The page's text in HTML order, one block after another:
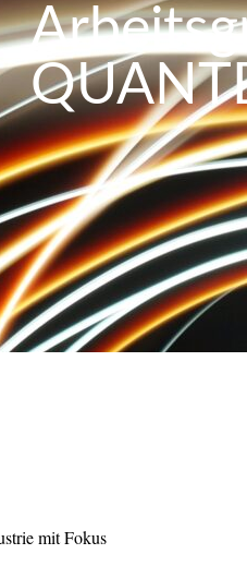
mit Fokus